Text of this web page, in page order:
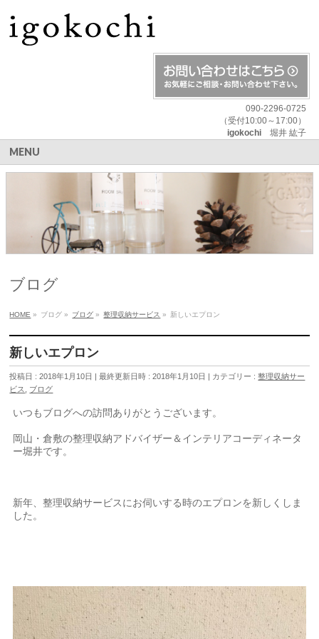
090-2296-0725
（受付10:00～17:00）
igokochi堀井 紘子
MENU
ブログ
HOME » ブログ » ブログ » 整理収納サービス » 新しいエプロン
新しいエプロン
投稿日 : 2018年1月10日 最終更新日時 : 2018年1月10日 カテゴリー :整理収納サー
ビス
ブログ
いつもブログへの訪問ありがとうございます。
岡山・倉敷の整理収納アドバイザー＆インテリアコーディネータ
ー堀井です。
新年、整理収納サービスにお伺いする時のエプロンを新しくしま
した。